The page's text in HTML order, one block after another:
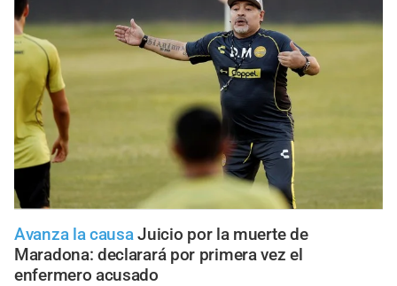
Avanza la causa Juicio por la muerte de
Maradona: declarará por primera vez el
enfermero acusado